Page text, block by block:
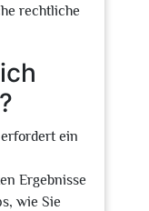
rechtliche
ein
Ergebnisse
wie Sie